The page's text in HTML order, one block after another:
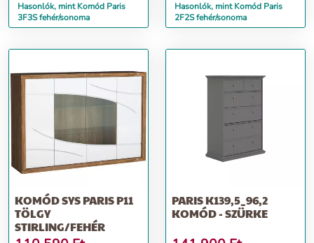
Hasonlók, mint Komód Paris
3F3S fehér/sonoma
Hasonlók, mint Komód Paris
2F2S fehér/sonoma
KOMÓD SYS PARIS P11
TÖLGY
STIRLING/FEHÉR
PARIS K139,5_96,2
KOMÓD - SZÜRKE